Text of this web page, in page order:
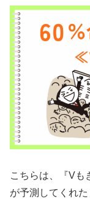
こちらは、『Vも
が予測してくれ